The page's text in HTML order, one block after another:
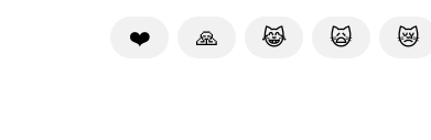
❤️ 🙏 😹 🙀 😿